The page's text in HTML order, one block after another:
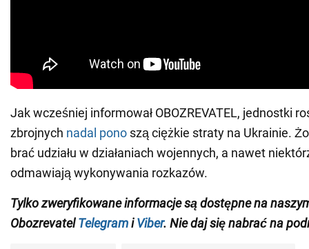
Jak wcześniej informował OBOZREVATEL, jednostki
zbrojnych nadal pono szą ciężkie straty na Ukrainie.
brać udziału w działaniach wojennych, a nawet
odmawiają wykonywania rozkazów.
Tylko zweryfikowane informacje są dostępne na
ObozrevatelTelegramiViber. Nie daj się nabrać na